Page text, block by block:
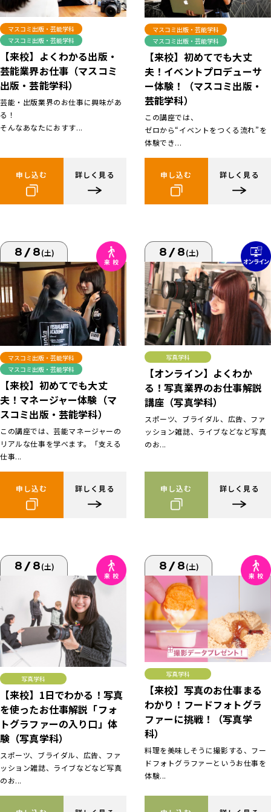
マスコミ出版・芸能学科
マスコミ出版・芸能学科
【来校】よくわかる出版・
芸能業界お仕事（マスコミ
出版・芸能学科）
芸能・出版業界のお仕事に興味があ
る！
そんなあなたにおすす...
申し込む 詳しく見る
マスコミ出版・芸能学科
マスコミ出版・芸能学科
【来校】初めてでも大丈
夫！イベントプロデューサ
ー体験！（マスコミ出版・
芸能学科）
この講座では、
ゼロから“イベントをつくる流れ”を
体験でき...
申し込む 詳しく見る
8/8(土)
マスコミ出版・芸能学科
マスコミ出版・芸能学科
【来校】初めてでも大丈
夫！マネージャー体験（マ
スコミ出版・芸能学科）
この講座では、芸能マネージャーの
リアルな仕事を学べます。「支える
仕事...
申し込む 詳しく見る
8/8(土)
写真学科
【オンライン】よくわか
る！写真業界のお仕事解説
講座（写真学科）
スポーツ、ブライダル、広告、ファ
ッション雑誌、ライブなどなど写真
のお...
申し込む 詳しく見る
8/8(土)
写真学科
【来校】1日でわかる！写真
を使ったお仕事解説「フォ
トグラファーの入り口」体
験（写真学科）
スポーツ、ブライダル、広告、ファ
ッション雑誌、ライブなどなど写真
のお...
8/8(土)
写真学科
【来校】写真のお仕事まる
わかり！フードフォトグラ
ファーに挑戦！（写真学
科）
料理を美味しそうに撮影する、フー
ドフォトグラファーというお仕事を
体験...